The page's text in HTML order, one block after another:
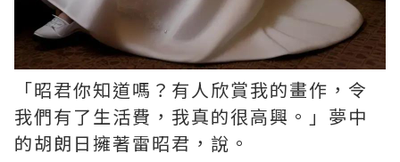
「昭君你知道嗎？有人欣賞我的畫作，令
我們有了生活費，我真的很高興。」夢中
的胡朗日擁著雷昭君，說。